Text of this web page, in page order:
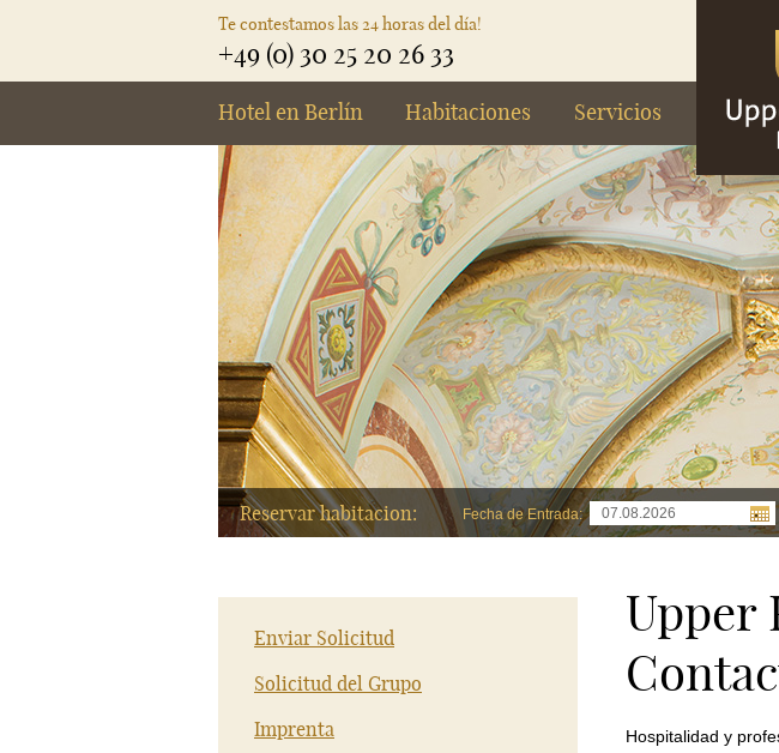
Te contestamos las 24 horas del día!
+49 (0) 30 25 20 26 33
Hotel en Berlín Habitaciones Servicios
Reservar habitacion: Fecha de Entrada:
Enviar Solicitud
Solicitud del Grupo
Imprenta
Upper
Hospitalidad y